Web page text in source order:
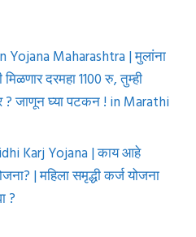
Yojana Maharashtra | मुलांना
दरमहा 1100 रु, तुम्ही
? जाणून घ्या पटकन ! in Marathi
Karj Yojana | काय आहे
| महिला समृद्धी कर्ज योजना
?